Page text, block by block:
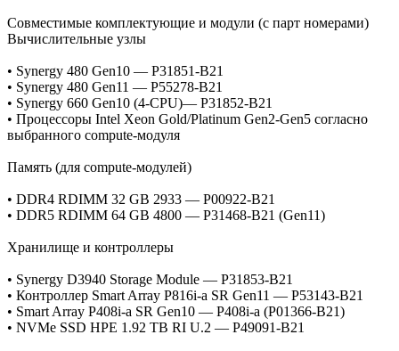
Совместимые комплектующие и модули (с парт номерами)
Вычислительные узлы
• Synergy 480 Gen10 — P31851‑B21
• Synergy 480 Gen11 — P55278‑B21
• Synergy 660 Gen10 (4‑CPU)— P31852‑B21
• Процессоры Intel Xeon Gold/Platinum Gen2‑Gen5 согласно
выбранного compute‑модуля
Память (для compute‑модулей)
• DDR4 RDIMM 32 GB 2933 — P00922‑B21
• DDR5 RDIMM 64 GB 4800 — P31468‑B21 (Gen11)
Хранилище и контроллеры
• Synergy D3940 Storage Module — P31853‑B21
• Контроллер Smart Array P816i‑a SR Gen11 — P53143‑B21
• Smart Array P408i‑a SR Gen10 — P408i‑a (P01366‑B21)
• NVMe SSD HPE 1.92 TB RI U.2 — P49091‑B21